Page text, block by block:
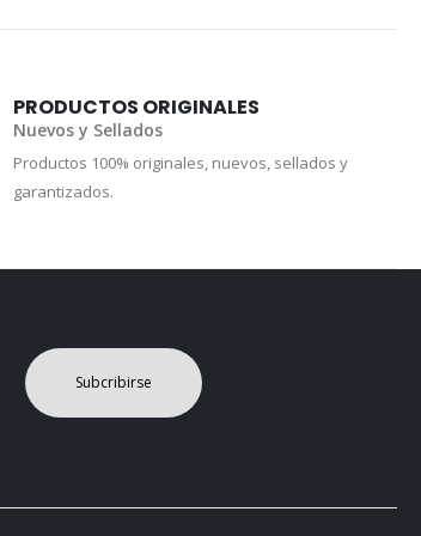
PRODUCTOS ORIGINALES
Nuevos y Sellados
Productos 100% originales, nuevos, sellados y
garantizados.
Subcribirse